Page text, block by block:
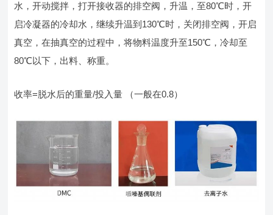
水，开动搅拌，打开接收器的排空阀，升温，至80℃时，开
启冷凝器的冷却水，继续升温到130℃时，关闭排空阀，开启
真空，在抽真空的过程中，将物料温度升至150℃，冷却至
80℃以下，出料、称重。
收率=脱水后的重量/投入量 （一般在0.8）